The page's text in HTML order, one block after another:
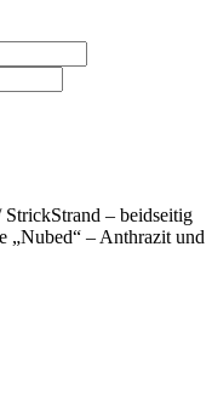
StrickStrand – beidseitig
„Nubed“ – Anthrazit und